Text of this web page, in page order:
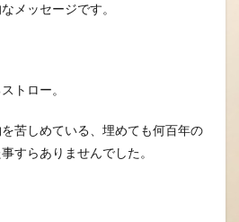
メッセージです。
トロー。
苦しめている、埋めても何百年の
すらありませんでした。